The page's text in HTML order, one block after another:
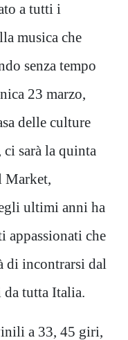
a tutti i
musica che
senza tempo
23 marzo,
delle culture
sarà la quinta
Market,
ultimi anni ha
appassionati che
di incontrarsi dal
tutta Italia.
a 33, 45 giri,